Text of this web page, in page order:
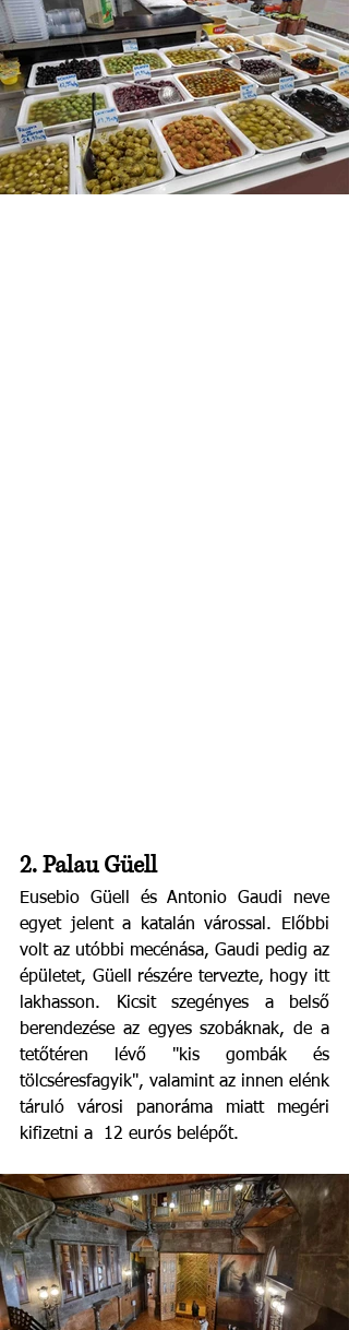
2. Palau Güell
Eusebio Güell és Antonio Gaudi neve
egyet jelent a katalán várossal. Előbbi
volt az utóbbi mecénása, Gaudi pedig az
épületet, Güell részére tervezte, hogy itt
lakhasson. Kicsit szegényes a belső
berendezése az egyes szobáknak, de a
tetőtéren lévő "kis gombák és
tölcséresfagyik", valamint az innen elénk
táruló városi panoráma miatt megéri
kifizetni a  12 eurós belépőt.